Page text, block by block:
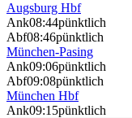
Augsburg Hbf
Ank08:44pünktlich
Abf08:46pünktlich
München-Pasing
Ank09:06pünktlich
Abf09:08pünktlich
München Hbf
Ank09:15pünktlich